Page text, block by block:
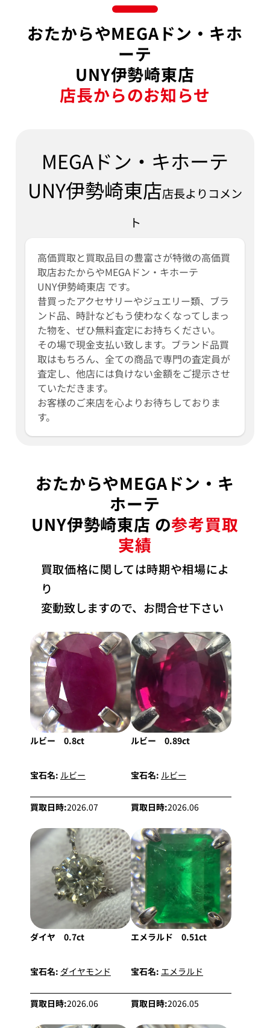
おたからやMEGAドン・キホ
ーテ
UNY伊勢崎東店
店長からのお知らせ
MEGAドン・キホーテ
UNY伊勢崎東店店長よりコメン
ト
高価買取と買取品目の豊富さが特徴の高価買
取店おたからやMEGAドン・キホーテ
UNY伊勢崎東店 です。
昔買ったアクセサリーやジュエリー類、ブラ
ンド品、時計などもう使わなくなってしまっ
た物を、ぜひ無料査定にお持ちください。
その場で現金支払い致します。ブランド品買
取はもちろん、全ての商品で専門の査定員が
査定し、他店には負けない金額をご提示させ
ていただきます。
お客様のご来店を心よりお待ちしておりま
す。
おたからやMEGAドン・キ
ホーテ
UNY伊勢崎東店 の参考買取
実績
買取価格に関しては時期や相場によ
り
変動致しますので、お問合せ下さい
ルビー 0.8ct
宝石名: ルビー
買取日時:2026.07
ルビー 0.89ct
宝石名: ルビー
買取日時:2026.06
ダイヤ 0.7ct
宝石名: ダイヤモンド
買取日時:2026.06
エメラルド 0.51ct
宝石名: エメラルド
買取日時:2026.05